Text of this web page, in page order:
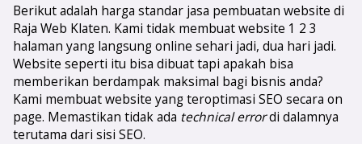
Berikut adalah harga standar jasa pembuatan website di
Raja Web Klaten. Kami tidak membuat website 1 2 3
halaman yang langsung online sehari jadi, dua hari jadi.
Website seperti itu bisa dibuat tapi apakah bisa
memberikan berdampak maksimal bagi bisnis anda?
Kami membuat website yang teroptimasi SEO secara on
page. Memastikan tidak ada technical errordi dalamnya
terutama dari sisi SEO.